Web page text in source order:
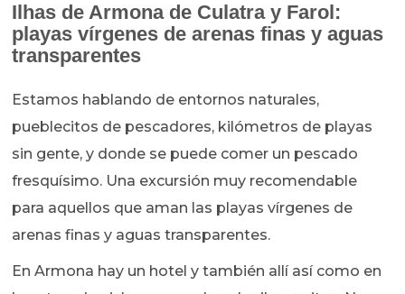
Ilhas de Armona de Culatra y Farol:
playas vírgenes de arenas finas y aguas
transparentes
Estamos hablando de entornos naturales,
pueblecitos de pescadores, kilómetros de playas
sin gente, y donde se puede comer un pescado
fresquísimo. Una excursión muy recomendable
para aquellos que aman las playas vírgenes de
arenas finas y aguas transparentes.
En Armona hay un hotel y también allí así como en